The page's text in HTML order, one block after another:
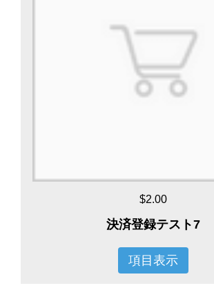
$2.00
決済登録テスト7
項目表示